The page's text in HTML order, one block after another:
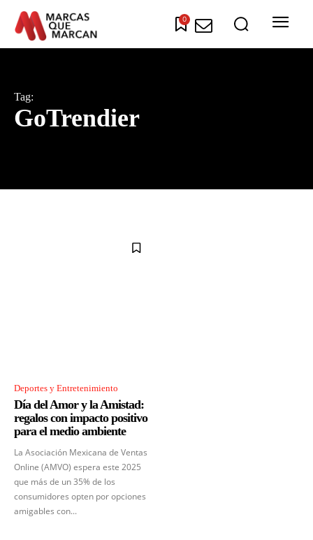
0
Tag:
GoTrendier
Deportes y Entretenimiento
Día del Amor y la Amistad:
regalos con impacto positivo
para el medio ambiente
La Asociación Mexicana de Ventas
Online (AMVO) espera este 2025
que más de un 35% de los
consumidores opten por opciones
amigables con...